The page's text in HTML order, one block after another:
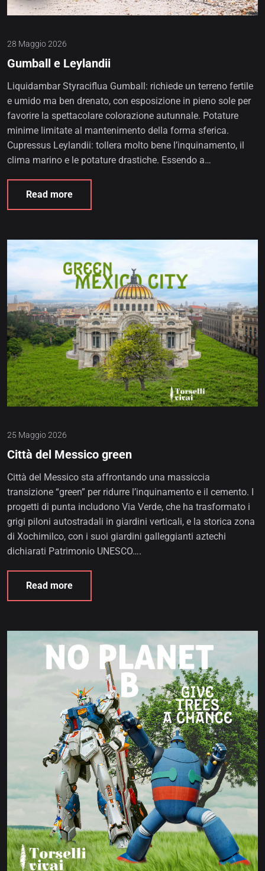
28 Maggio 2026
Gumball e Leylandii
Liquidambar Styraciflua Gumball: richiede un terreno fertile
e umido ma ben drenato, con esposizione in pieno sole per
favorire la spettacolare colorazione autunnale. Potature
minime limitate al mantenimento della forma sferica.
Cupressus Leylandii: tollera molto bene l’inquinamento, il
clima marino e le potature drastiche. Essendo a…
Read more
25 Maggio 2026
Città del Messico green
Città del Messico sta affrontando una massiccia
transizione “green” per ridurre l’inquinamento e il cemento. I
progetti di punta includono Via Verde, che ha trasformato i
grigi piloni autostradali in giardini verticali, e la storica zona
di Xochimilco, con i suoi giardini galleggianti aztechi
dichiarati Patrimonio UNESCO….
Read more